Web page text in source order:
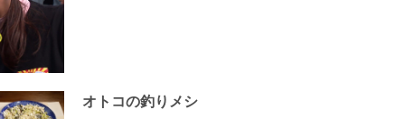
オトコの釣りメシ